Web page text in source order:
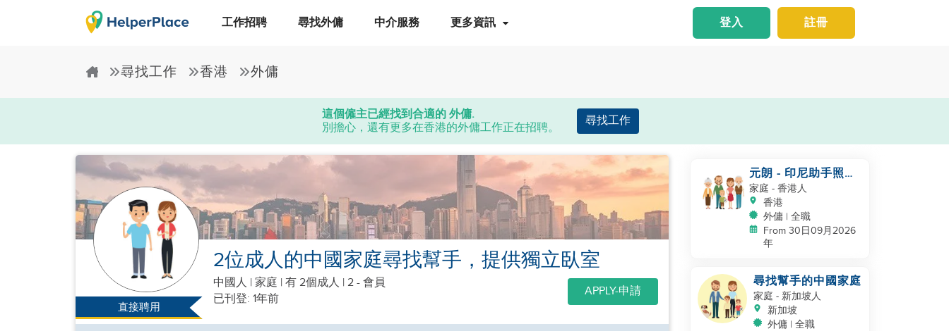
工作招聘 尋找外傭 中介服務 更多資訊 註冊
登入
尋找工作 香港 外傭
這個僱主已經找到合適的 外傭.
別擔心，還有更多在香港的外傭工作正在招聘。
尋找工作
直接聘用
2位成人的中國家庭尋找幫手，提供獨立臥室
中國人 | 家庭 | 有 2個成人 | 2 - 會員
已刊登: 1年前
APPLY-申請
元朗 - 印尼助手照顧
NB
家庭 - 香港人
香港
外傭 | 全職
From 30日09月2026
年
尋找幫手的中國家庭
家庭 - 新加坡人
新加坡
外傭 | 全職